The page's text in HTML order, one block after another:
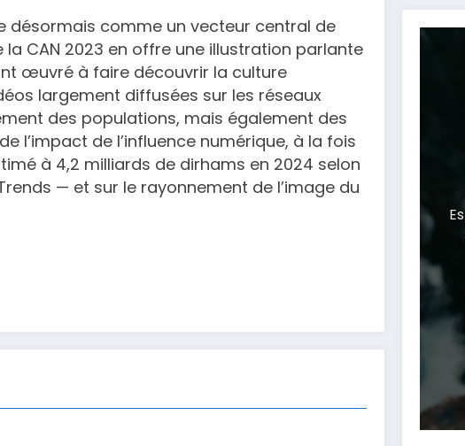
désormais comme un vecteur central de
la CAN 2023 en offre une illustration parlante
œuvré à faire découvrir la culture
largement diffusées sur les réseaux
des populations, mais également des
l’impact de l’influence numérique, à la fois
à 4,2 milliards de dirhams en 2024 selon
— et sur le rayonnement de l’image du
de